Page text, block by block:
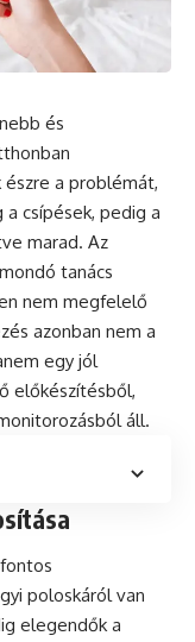
és
észre a problémát,
csípések, pedig a
marad. Az
tanács
nem megfelelő
azonban nem a
egy jól
előkészítésből,
áll.
poloskáról van
elegendők a